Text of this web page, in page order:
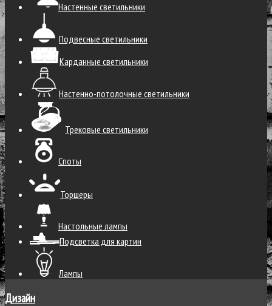
Настенные светильники
Подвесные светильники
Карданные светильники
Настенно-потолочные светильники
Трековые светильники
Споты
Торшеры
Настольные лампы
Подсветка для картин
Лампы
Дизайн